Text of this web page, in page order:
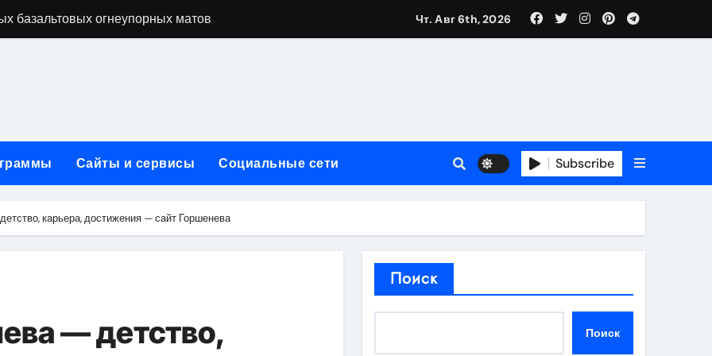
базальтовых огнеупорных матов
+ GEO/AEO — Новая формула цифрового присутствия в 2026 году
горячие и мобильные варианты, рейтинг по безопасности и советы по выбору
без верификации и участия банков с пополнением в USDT
принципы SEO, рекламные каналы и техническая поддержка
Чт. Авг 6th, 2026
Сайты и сервисы Социальные сети Subscribe
карьера, достижения — сайт Горшенева
— детство,
Поиск
Поиск